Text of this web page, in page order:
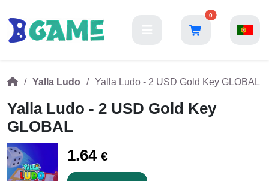
0
Yalla Ludo Yalla Ludo - 2 USD Gold Key GLOBAL
Yalla Ludo - 2 USD Gold Key
GLOBAL
1.64 €